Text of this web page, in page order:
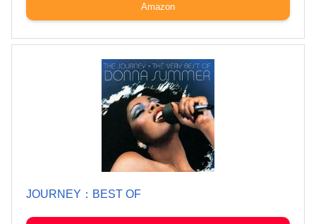
Amazon
JOURNEY：BEST OF